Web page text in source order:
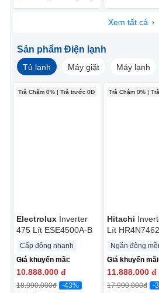
Xem tất cả
Sản phẩm Điện lạnh
Tủ lạnh Máy giặt Máy lạnh
Trả Chậm 0% | Trả trước 0Đ
Electrolux Inverter
475 Lít ESE4500A-B
Cấp đông nhanh
Giá khuyến mãi:
10.888.000 đ
18.990.000đ
-43%
Trả Chậm 0% |
Hitachi
Lít
Ngăn đông
Giá khuyến
11.888.000 đ
17.990.000đ
-